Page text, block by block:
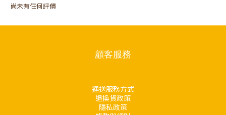
尚未有任何評價
顧客服務
運送服務方式
退換貨政策
隱私政策